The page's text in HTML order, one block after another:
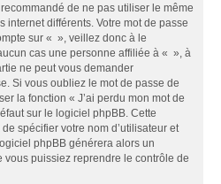
de ne pas utiliser le même
internet différents. Votre mot de passe
sur « », veillez donc à le
cas une personne affiliée à « », à
ne peut vous demander
Si vous oubliez le mot de passe de
la fonction « J’ai perdu mon mot de
sur le logiciel phpBB. Cette
spécifier votre nom d’utilisateur et
phpBB générera alors un
vous puissiez reprendre le contrôle de